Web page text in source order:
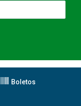
Boletos